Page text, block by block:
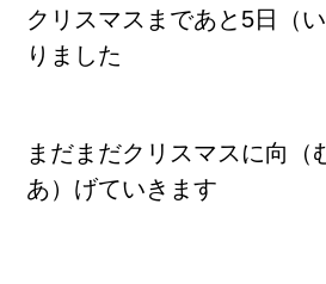
クリスマスまであと5日（
りました
まだまだクリスマスに向（
あ）げていきます